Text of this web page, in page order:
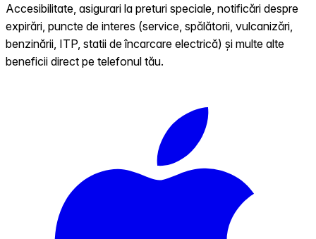
Accesibilitate, asigurari la preturi speciale, notificări despre
expirări, puncte de interes (service, spălătorii, vulcanizări,
benzinării, ITP, statii de încarcare electrică) și multe alte
beneficii direct pe telefonul tău.